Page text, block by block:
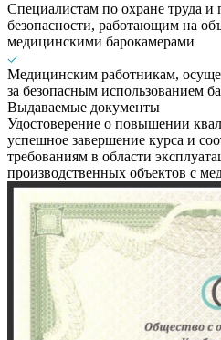
Специалистам по охране труда
безопасности, работающим на
медицинскими барокамерами
Медицинским работникам,
за безопасным использованием
Выдаваемые документы
Удостоверение о повышении
успешное завершение курса и
требованиям в области
производственных объектов с